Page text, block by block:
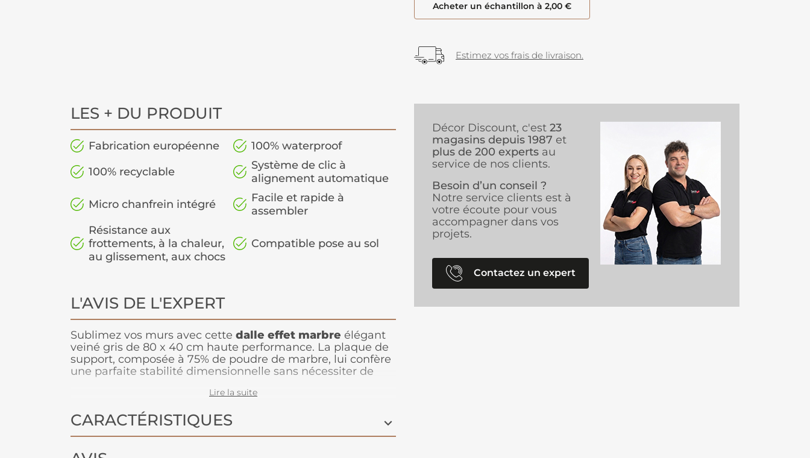
Acheter un échantillon à 2,00 €
Estimez vos frais de livraison.
LES + DU PRODUIT
Fabrication européenne
100% waterproof
100% recyclable
Système de clic à
alignement automatique
Micro chanfrein intégré
Facile et rapide à
assembler
Résistance aux
frottements, à la chaleur,
au glissement, aux chocs
Compatible pose au sol
L'AVIS DE L'EXPERT
Sublimez vos murs avec cette dalle effet marbre élégant
veiné gris de 80 x 40 cm haute performance. La plaque de
support, composée à 75% de poudre de marbre, lui confère
une parfaite stabilité dimensionnelle sans nécessiter de
d'obtenir une plus grande résistance aux frottements et
poser, sans cale de frappe ni maillet, et il est totalement
étanche. Cette dalle peut se couper au cutter et s'encolle
Lire la suite
CARACTÉRISTIQUES
Décor Discount, c'est 23
magasins depuis 1987 et
plus de 200 experts au
service de nos clients.
Besoin d’un conseil ?
Notre service clients est à
votre écoute pour vous
accompagner dans vos
projets.
Contactez un expert